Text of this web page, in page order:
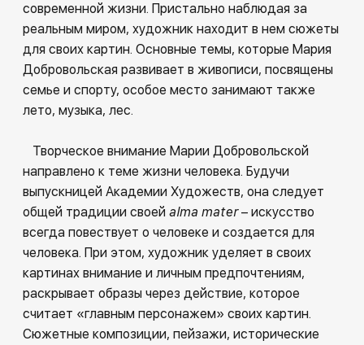
современной жизни. Пристально наблюдая за
реальным миром, художник находит в нем сюжеты
для своих картин. Основные темы, которые Мария
Добровольская развивает в живописи, посвящены
семье и спорту, особое место занимают также
лето, музыка, лес.
Творческое внимание Марии Добровольской
направлено к теме жизни человека. Будучи
выпускницей Академии Художеств, она следует
общей традиции своей alma mater– искусство
всегда повествует о человеке и создается для
человека. При этом, художник уделяет в своих
картинах внимание и личным предпочтениям,
раскрывает образы через действие, которое
считает «главным персонажем» своих картин.
Сюжетные композиции, пейзажи, исторические